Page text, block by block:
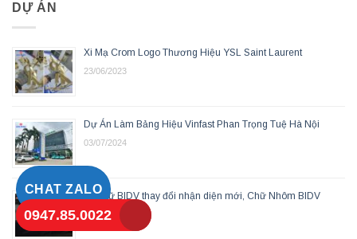
CHAT ZALO
0947.85.0022
DỰ ÁN
Xi Mạ Crom Logo Thương Hiệu YSL Saint Laurent
23/06/2023
Dự Án Làm Bảng Hiệu Vinfast Phan Trọng Tuệ Hà Nội
03/07/2024
Bộ chữ BIDV thay đổi nhận diện mới, Chữ Nhôm BIDV
30/12/2022